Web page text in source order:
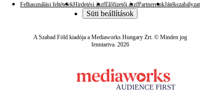
Felhasználási feltételekHirdetési ászfElőfizetői ászfPartnereinkJátékszabályzat
Süti beállítások
A Szabad Föld kiadója a Mediaworks Hungary Zrt. © Minden jog
fenntartva. 2026